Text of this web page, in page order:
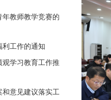
教师教学竞赛的
利工作的通知
学习教育工作推
和意见建议落实工